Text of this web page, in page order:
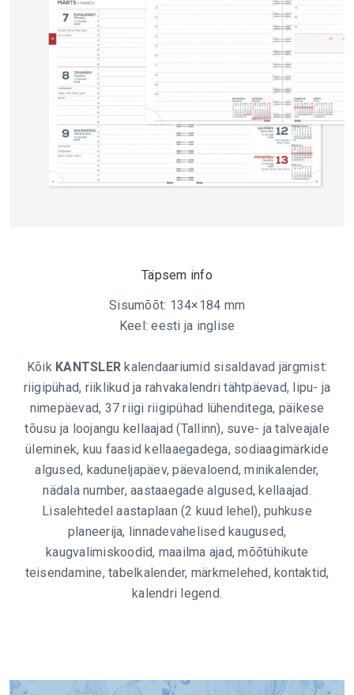
Täpsem info
Sisumõõt: 134×184 mm
Keel: eesti ja inglise
Kõik KANTSLER kalendaariumid sisaldavad järgmist:
riigipühad, riiklikud ja rahvakalendri tähtpäevad, lipu- ja
nimepäevad, 37 riigi riigipühad lühenditega, päikese
tõusu ja loojangu kellaajad (Tallinn), suve- ja talveajale
üleminek, kuu faasid kellaaegadega, sodiaagimärkide
algused, kaduneljapäev, päevaloend, minikalender,
nädala number, aastaaegade algused, kellaajad.
Lisalehtedel aastaplaan (2 kuud lehel), puhkuse
planeerija, linnadevahelised kaugused,
kaugvalimiskoodid, maailma ajad, mõõtühikute
teisendamine, tabelkalender, märkmelehed, kontaktid,
kalendri legend.